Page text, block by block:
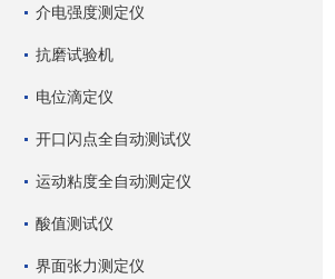
介电强度测定仪
抗磨试验机
电位滴定仪
开口闪点全自动测试仪
运动粘度全自动测定仪
酸值测试仪
界面张力测定仪